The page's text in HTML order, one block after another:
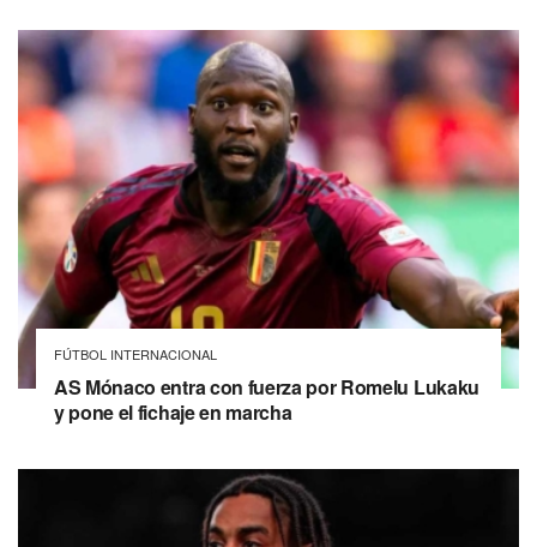
FÚTBOL INTERNACIONAL
AS Mónaco entra con fuerza por Romelu Lukaku
y pone el fichaje en marcha